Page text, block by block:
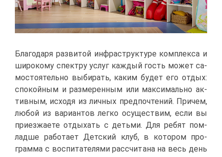
Бла­го­да­ря раз­ви­той ин­фра­струк­ту­ре ком­плек­са и
ши­ро­ко­му спек­тру услуг каж­дый гость мо­жет са­
мо­сто­я­тель­но вы­би­рать, ка­ким бу­дет его от­дых:
спо­кой­ным и раз­ме­рен­ным или мак­си­маль­но ак­
тив­ным, ис­хо­дя из лич­ных пред­по­чте­ний. При­чем,
лю­бой из ва­ри­ан­тов лег­ко осу­ще­ствим, ес­ли вы
при­ез­жа­е­те от­ды­хать с детьми. Для ре­бят пом­
лад­ше ра­бо­та­ет Дет­ский клуб, в ко­то­ром про­
грам­ма с вос­пи­та­те­ля­ми рас­счи­та­на на весь день